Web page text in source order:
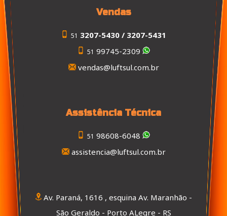
Vendas
51 3207-5430 / 3207-5431
51 99745-2309
vendas@luftsul.com.br
Assistência Técnica
51 98608-6048
assistencia@luftsul.com.br
Av. Paraná, 1616 , esquina Av. Maranhão -
São Geraldo - Porto ALegre - RS